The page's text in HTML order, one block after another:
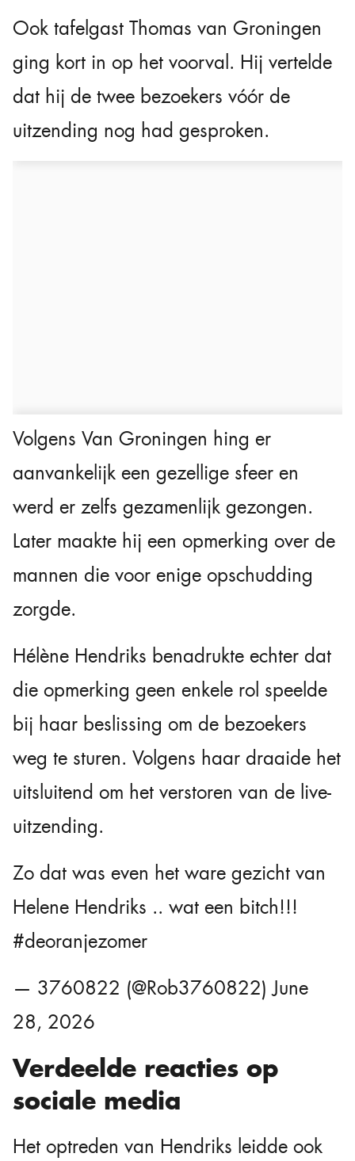
Ook tafelgast Thomas van Groningen
ging kort in op het voorval. Hij vertelde
dat hij de twee bezoekers vóór de
uitzending nog had gesproken.
Volgens Van Groningen hing er
aanvankelijk een gezellige sfeer en
werd er zelfs gezamenlijk gezongen.
Later maakte hij een opmerking over de
mannen die voor enige opschudding
zorgde.
Hélène Hendriks benadrukte echter dat
die opmerking geen enkele rol speelde
bij haar beslissing om de bezoekers
weg te sturen. Volgens haar draaide het
uitsluitend om het verstoren van de live-
uitzending.
Zo dat was even het ware gezicht van
Helene Hendriks .. wat een bitch!!!
#deoranjezomer
— 3760822 (@Rob3760822)June
28, 2026
Verdeelde reacties op
sociale media
Het optreden van Hendriks leidde ook